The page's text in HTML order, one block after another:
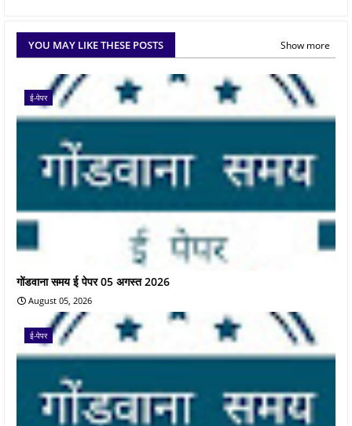
YOU MAY LIKE THESE POSTS Show more
ई-पेपर
गोंडवाना समय ई पेपर 05 अगस्त 2026
August 05, 2026
ई-पेपर